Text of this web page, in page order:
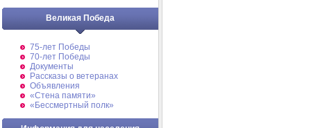
Великая Победа
75-лет Победы
70-лет Победы
Документы
Рассказы о ветеранах
Объявления
«Стена памяти»
«Бессмертный полк»